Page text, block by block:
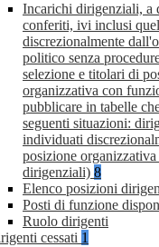
Incarichi dirigenziali, a
conferiti, ivi inclusi
discrezionalmente
politico senza
selezione e titolari di
organizzativa con
pubblicare in tabelle
seguenti situazioni:
individuati
posizione
dirigenziali) 8
Elenco posizioni
Posti di funzione
Ruolo dirigenti
cessati 1